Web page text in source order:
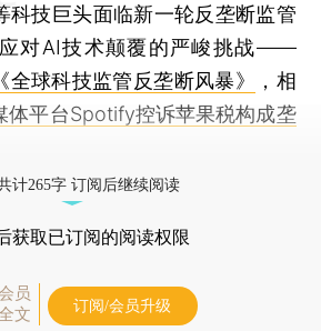
技巨头面临新一轮反垄断监管
对AI技术颠覆的严峻挑战——
《全球科技监管反垄断风暴》
，相
体平台Spotify控诉苹果税构成垄
计265字 订阅后继续阅读
获取已订阅的阅读权限
员
文
订阅/会员升级